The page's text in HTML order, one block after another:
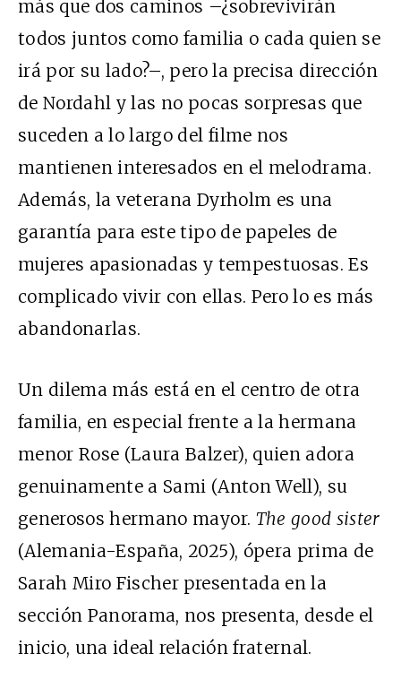
más que dos caminos –¿sobrevivirán
todos juntos como familia o cada quien se
irá por su lado?–, pero la precisa dirección
de Nordahl y las no pocas sorpresas que
suceden a lo largo del filme nos
mantienen interesados en el melodrama.
Además, la veterana Dyrholm es una
garantía para este tipo de papeles de
mujeres apasionadas y tempestuosas. Es
complicado vivir con ellas. Pero lo es más
abandonarlas.
Un dilema más está en el centro de otra
familia, en especial frente a la hermana
menor Rose (Laura Balzer), quien adora
genuinamente a Sami (Anton Well), su
generosos hermano mayor. The good sister
(Alemania-España, 2025), ópera prima de
Sarah Miro Fischer presentada en la
sección Panorama, nos presenta, desde el
inicio, una ideal relación fraternal.